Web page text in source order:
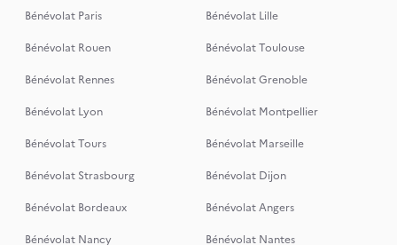
Bénévolat Paris
Bénévolat Lille
Bénévolat Rouen
Bénévolat Toulouse
Bénévolat Rennes
Bénévolat Grenoble
Bénévolat Lyon
Bénévolat Montpellier
Bénévolat Tours
Bénévolat Marseille
Bénévolat Strasbourg
Bénévolat Dijon
Bénévolat Bordeaux
Bénévolat Angers
Bénévolat Nancy
Bénévolat Nantes